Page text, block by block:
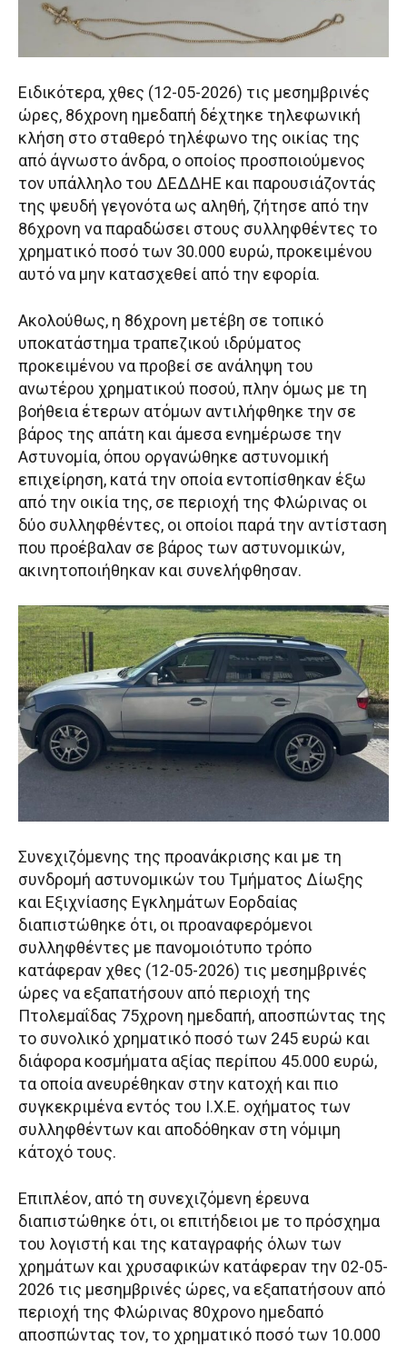
Ειδικότερα, χθες (12-05-2026) τις μεσημβρινές
ώρες, 86χρονη ημεδαπή δέχτηκε τηλεφωνική
κλήση στο σταθερό τηλέφωνο της οικίας της
από άγνωστο άνδρα, ο οποίος προσποιούμενος
τον υπάλληλο του ΔΕΔΔΗΕ και παρουσιάζοντάς
της ψευδή γεγονότα ως αληθή, ζήτησε από την
86χρονη να παραδώσει στους συλληφθέντες το
χρηματικό ποσό των 30.000 ευρώ, προκειμένου
αυτό να μην κατασχεθεί από την εφορία.
Ακολούθως, η 86χρονη μετέβη σε τοπικό
υποκατάστημα τραπεζικού ιδρύματος
προκειμένου να προβεί σε ανάληψη του
ανωτέρου χρηματικού ποσού, πλην όμως με τη
βοήθεια έτερων ατόμων αντιλήφθηκε την σε
βάρος της απάτη και άμεσα ενημέρωσε την
Αστυνομία, όπου οργανώθηκε αστυνομική
επιχείρηση, κατά την οποία εντοπίσθηκαν έξω
από την οικία της, σε περιοχή της Φλώρινας οι
δύο συλληφθέντες, οι οποίοι παρά την αντίσταση
που προέβαλαν σε βάρος των αστυνομικών,
ακινητοποιήθηκαν και συνελήφθησαν.
Συνεχιζόμενης της προανάκρισης και με τη
συνδρομή αστυνομικών του Τμήματος Δίωξης
και Εξιχνίασης Εγκλημάτων Εορδαίας
διαπιστώθηκε ότι, οι προαναφερόμενοι
συλληφθέντες με πανομοιότυπο τρόπο
κατάφεραν χθες (12-05-2026) τις μεσημβρινές
ώρες να εξαπατήσουν από περιοχή της
Πτολεμαΐδας 75χρονη ημεδαπή, αποσπώντας της
το συνολικό χρηματικό ποσό των 245 ευρώ και
διάφορα κοσμήματα αξίας περίπου 45.000 ευρώ,
τα οποία ανευρέθηκαν στην κατοχή και πιο
συγκεκριμένα εντός του Ι.Χ.Ε. οχήματος των
συλληφθέντων και αποδόθηκαν στη νόμιμη
κάτοχό τους.
Επιπλέον, από τη συνεχιζόμενη έρευνα
διαπιστώθηκε ότι, οι επιτήδειοι με το πρόσχημα
του λογιστή και της καταγραφής όλων των
χρημάτων και χρυσαφικών κατάφεραν την 02-05-
2026 τις μεσημβρινές ώρες, να εξαπατήσουν από
περιοχή της Φλώρινας 80χρονο ημεδαπό
αποσπώντας τον, το χρηματικό ποσό των 10.000